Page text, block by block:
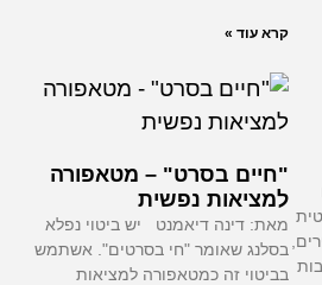
קרא עוד »
"חיים בסרט" – מטאפורה
למציאות נפשית
מאת: דינה דיאמנט יש ביטוי נפלא
בסלנג שאומר "חי בסרטים". אשתמש
בביטוי זה כמטאפורה למציאות